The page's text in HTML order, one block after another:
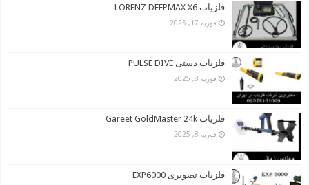
فلزیاب LORENZ DEEPMAX X6
فوریه 17, 2025
فلزیاب دستی PULSE DIVE
فوریه 8, 2025
فلزیاب Gareet GoldMaster 24k
فوریه 8, 2025
فلزیاب تصویری EXP6000